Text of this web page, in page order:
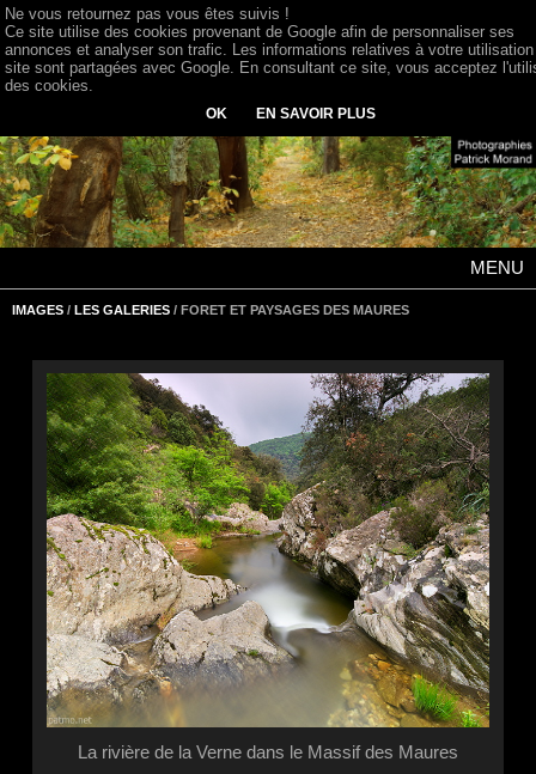
MENU
IMAGES / LES GALERIES / FORET ET PAYSAGES DES MAURES
La rivière de la Verne dans le Massif des Maures
Ne vous retournez pas vous êtes suivis !
Ce site utilise des cookies provenant de Google afin de personnaliser ses
annonces et analyser son trafic. Les informations relatives à votre
site sont partagées avec Google. En consultant ce site, vous acceptez
des cookies.
OK EN SAVOIR PLUS